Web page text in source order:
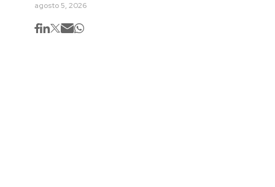
agosto 5, 2026